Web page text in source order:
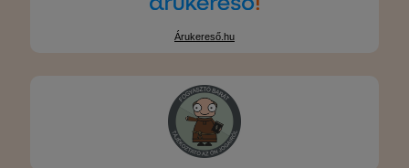
Árukereső.hu